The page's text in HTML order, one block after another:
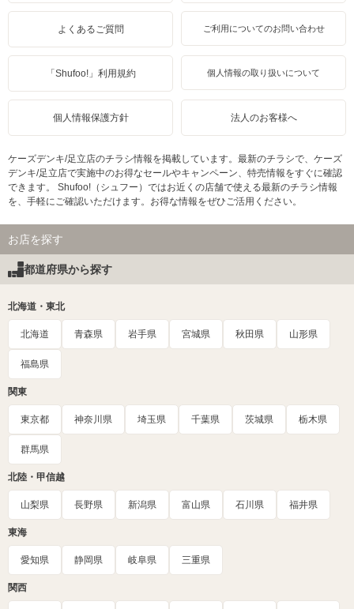
よくあるご質問 ご利用についてのお問い合わせ
「Shufoo!」利用規約 個人情報の取り扱いについて
個人情報保護方針 法人のお客様へ
ケーズデンキ/足立店のチラシ情報を掲載しています。最新のチラシで、ケーズ
デンキ/足立店で実施中のお得なセールやキャンペーン、特売情報をすぐに確認
できます。 Shufoo!（シュフー）ではお近くの店舗で使える最新のチラシ情報
を、手軽にご確認いただけます。お得な情報をぜひご活用ください。
お店を探す
都道府県から探す
北海道・東北
北海道 青森県 岩手県 宮城県 秋田県 山形県
福島県
関東
東京都 神奈川県 埼玉県 千葉県 茨城県 栃木県
群馬県
北陸・甲信越
山梨県 長野県 新潟県 富山県 石川県 福井県
東海
愛知県 静岡県 岐阜県 三重県
関西